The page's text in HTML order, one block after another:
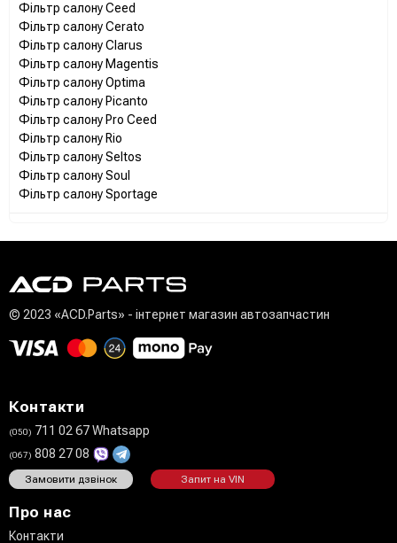
Фільтр салону Ceed
Фільтр салону Cerato
Фільтр салону Clarus
Фільтр салону Magentis
Фільтр салону Optima
Фільтр салону Picanto
Фільтр салону Pro Ceed
Фільтр салону Rio
Фільтр салону Seltos
Фільтр салону Soul
Фільтр салону Sportage
© 2023 «ACD.Parts» - інтернет магазин автозапчастин
Контакти
(050) 711 02 67 Whatsapp
(067) 808 27 08
Замовити дзвінок Запит на VIN
Про нас
Контакти